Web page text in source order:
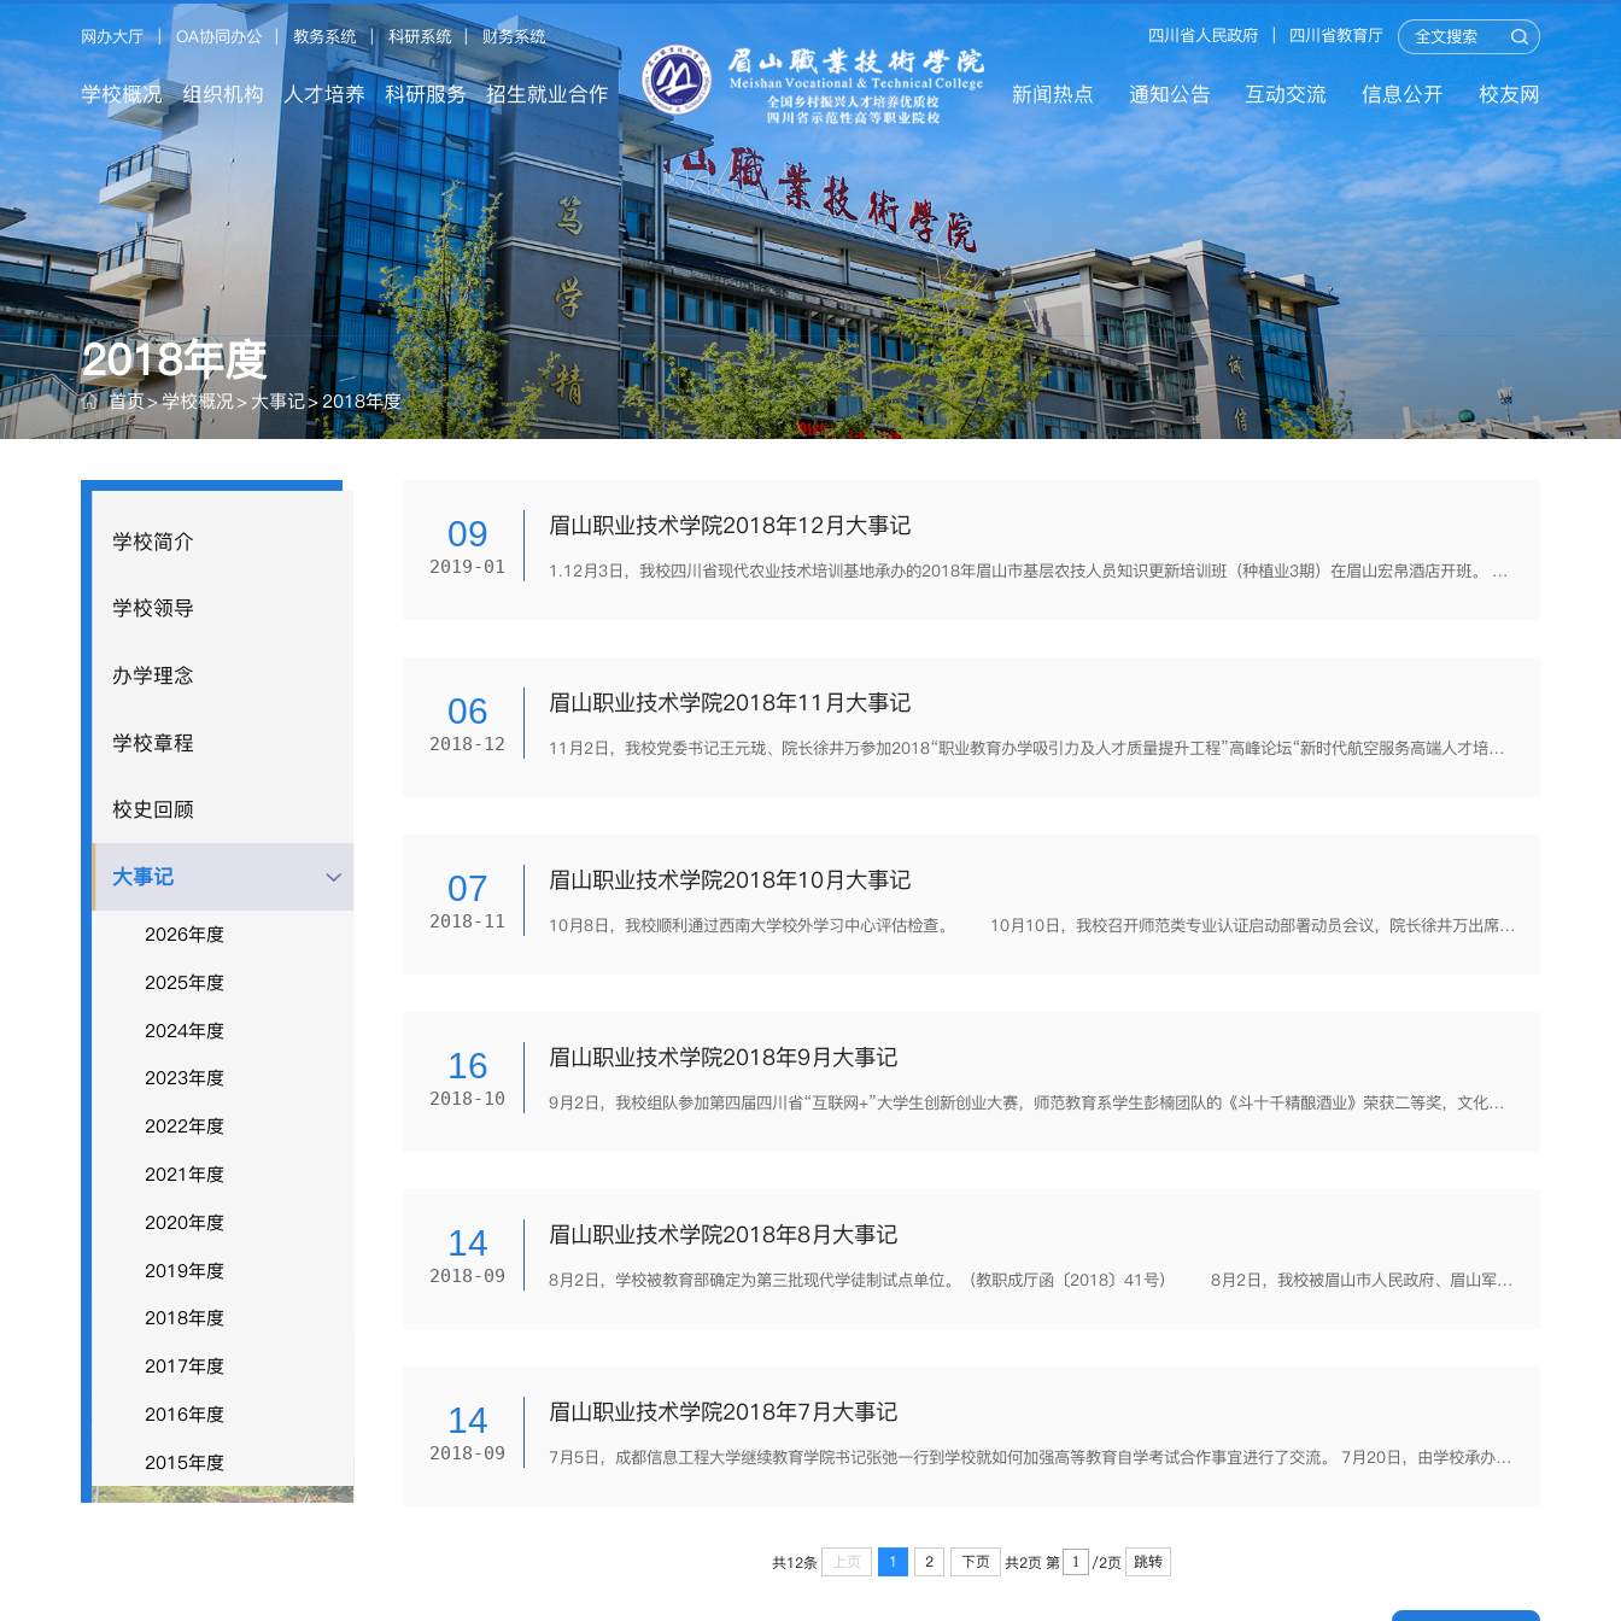
网办大厅 | OA协同办公 | 教务系统 | 科研系统 | 财务系统
学校概况 组织机构 人才培养 科研服务 招生就业合作
四川省人民政府 四川省教育厅
新闻热点 通知公告 互动交流 信息公开 校友网
2018年度
首页>学校概况>大事记>2018年度
学校简介
学校领导
办学理念
学校章程
校史回顾
大事记
2026年度
2025年度
2024年度
2023年度
2022年度
2021年度
2020年度
2019年度
2018年度
2017年度
2016年度
2015年度
09
2019-01
眉山职业技术学院2018年12月大事记
1.12月3日，我校四川省现代农业技术培训基地承办的2018年眉山市基层农技人员知识更新培训班（种植业3期）在眉山宏帛酒店开班。 2.12月4日，四川省教育厅主办、我校协办的成都、眉山片区高校毕业生就业创业工...
06
2018-12
眉山职业技术学院2018年11月大事记
11月2日，我校党委书记王元珑、院长徐井万参加2018“职业教育办学吸引力及人才质量提升工程”高峰论坛“新时代航空服务高端人才培养模式改革创新”研讨会暨天府新区航空旅游职业学院揭牌仪式。 11月5日，我校...
07
2018-11
眉山职业技术学院2018年10月大事记
10月8日，我校顺利通过西南大学校外学习中心评估检查。 10月10日，我校召开师范类专业认证启动部署动员会议，院长徐井万出席会议并讲话。 10月11日，我校被共青团眉山市委授予2018年东坡区青年创业苗圃基...
16
2018-10
眉山职业技术学院2018年9月大事记
9月2日，我校组队参加第四届四川省“互联网+”大学生创新创业大赛，师范教育系学生彭楠团队的《斗十千精酿酒业》荣获二等奖，文化艺术系学生刘洋团队的《集萤书社工作室》、师范教育系学生杨若澜团队的《四川小蜜...
14
2018-09
眉山职业技术学院2018年8月大事记
8月2日，学校被教育部确定为第三批现代学徒制试点单位。（教职成厅函〔2018〕41号） 8月2日，我校被眉山市人民政府、眉山军分区授予“2017年度大学生征兵工作先进单位”称号（眉府函〔2018〕70号）。 8月...
14
2018-09
眉山职业技术学院2018年7月大事记
7月5日，成都信息工程大学继续教育学院书记张弛一行到学校就如何加强高等教育自学考试合作事宜进行了交流。 7月20日，由学校承办的中国职业技术教育学会农村与农业职业教育专业委员会(农专委)主任、专家工作会议...
共12条 上页 1 2 下页 共2页第 /2页 跳转